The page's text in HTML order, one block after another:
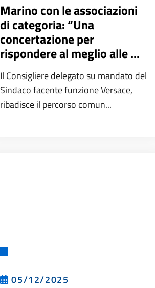
Marino con le associazioni
di categoria: “Una
concertazione per
rispondere al meglio alle ...
Il Consigliere delegato su mandato del
Sindaco facente funzione Versace,
ribadisce il percorso comun...
05/12/2025